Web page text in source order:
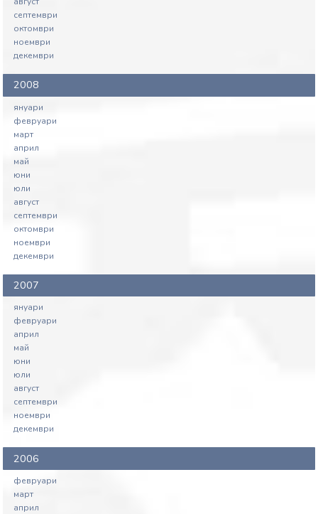
септември
октомври
ноември
декември
2008
януари
февруари
март
април
май
юни
юли
август
септември
октомври
ноември
декември
2007
януари
февруари
април
май
юни
юли
август
септември
ноември
декември
2006
февруари
март
април